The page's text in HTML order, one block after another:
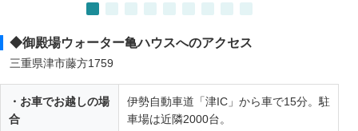
◆御殿場ウォーター亀ハウスへのアクセス
三重県津市藤方1759
・お車でお越しの場
合
伊勢自動車道「津IC」から車で15分。駐
車場は近隣2000台。